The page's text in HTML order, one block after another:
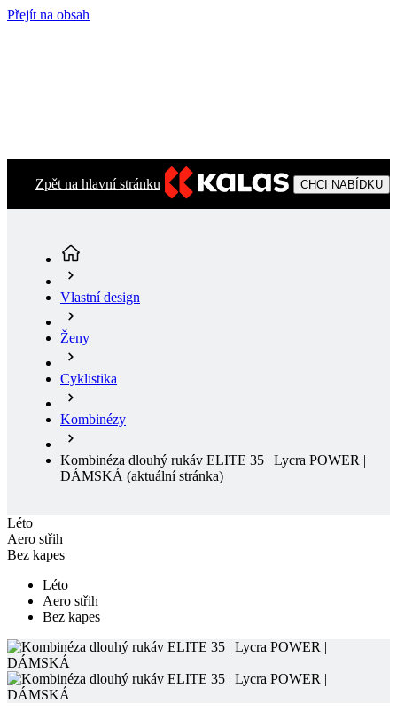
Přejít na obsah
Zpět na hlavní stránku CHCI NABÍDKU
Vlastní design
Ženy
Cyklistika
Kombinézy
Kombinéza dlouhý rukáv ELITE 35 | Lycra POWER |
DÁMSKÁ (aktuální stránka)
Léto
Aero střih
Bez kapes
Léto
Aero střih
Bez kapes